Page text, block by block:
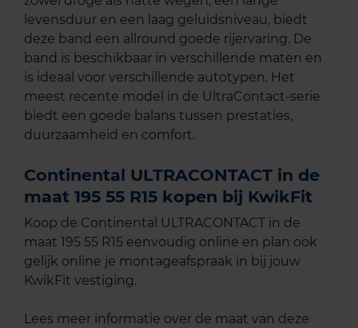
levensduur en een laag geluidsniveau, biedt
deze band een allround goede rijervaring. De
band is beschikbaar in verschillende maten en
is ideaal voor verschillende autotypen. Het
meest recente model in de UltraContact-serie
biedt een goede balans tussen prestaties,
duurzaamheid en comfort.
Continental ULTRACONTACT in de
maat 195 55 R15 kopen bij KwikFit
Koop de Continental ULTRACONTACT in de
maat 195 55 R15 eenvoudig online en plan ook
gelijk online je montageafspraak in bij jouw
KwikFit vestiging.
Lees meer informatie over de maat van deze